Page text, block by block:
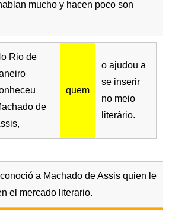
mucho y hacen poco son
Rio de
de
quem
o ajudou a
se inserir
no meio
literário.
a Machado de Assis quien le
el mercado literario.